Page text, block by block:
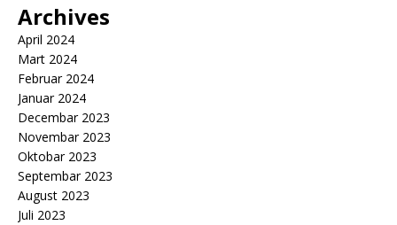
Archives
April 2024
Mart 2024
Februar 2024
Januar 2024
Decembar 2023
Novembar 2023
Oktobar 2023
Septembar 2023
August 2023
Juli 2023